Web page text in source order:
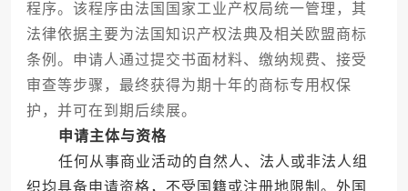
程序。该程序由法国国家工业产权局统一管理，其
法律依据主要为法国知识产权法典及相关欧盟商标
条例。申请人通过提交书面材料、缴纳规费、接受
审查等步骤，最终获得为期十年的商标专用权保
护，并可在到期后续展。
申请主体与资格
任何从事商业活动的自然人、法人或非法人组
织均具备申请资格，不受国籍或注册地限制。外国